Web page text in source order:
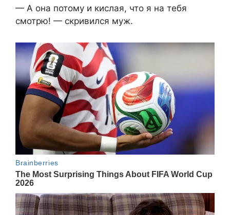
— А она потому и кислая, что я на тебя
смотрю! — скривился муж.